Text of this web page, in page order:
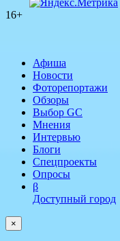
16+
Афиша
Новости
Фоторепортажи
Обзоры
Выбор GC
Мнения
Интервью
Блоги
Спецпроекты
Опросы
β
Доступный город
×